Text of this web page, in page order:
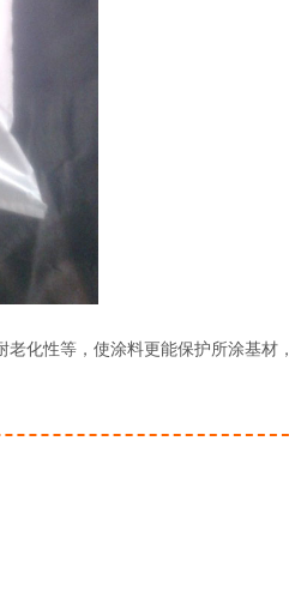
化性等，使涂料更能保护所涂基材，